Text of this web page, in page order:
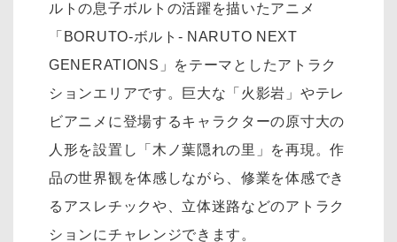
ルトの息子ボルトの活躍を描いたアニメ
「BORUTO-ボルト- NARUTO NEXT
GENERATIONS」をテーマとしたアトラク
ションエリアです。巨大な「火影岩」やテレ
ビアニメに登場するキャラクターの原寸大の
人形を設置し「木ノ葉隠れの里」を再現。作
品の世界観を体感しながら、修業を体感でき
るアスレチックや、立体迷路などのアトラク
ションにチャレンジできます。